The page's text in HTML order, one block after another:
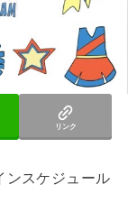
リンク
ンスケジュール